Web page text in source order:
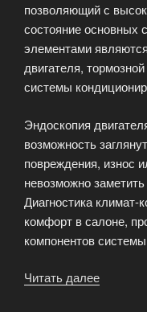
позволяющий с
состояние
элементами
двигателя,
системы
Эндоскопия
возможность
повреждения, износ
невозможно
Диагностика климат-
комфорт в салоне,
компонентов
Читать далее